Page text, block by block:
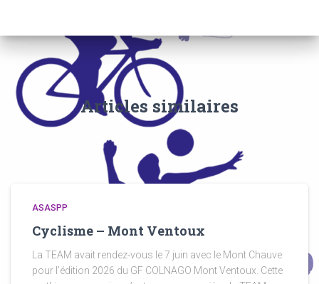
Articles similaires
ASASPP
Cyclisme – Mont Ventoux
La TEAM avait rendez-vous le 7 juin avec le Mont Chauve
pour l’édition 2026 du GF COLNAGO Mont Ventoux. Cette